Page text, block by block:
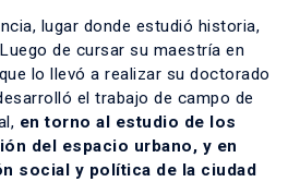
lugar donde estudió historia,
de cursar su maestría en
lo llevó a realizar su doctorado
el trabajo de campo de
en torno al estudio de los
del espacio urbano, y en
social y política de la ciudad